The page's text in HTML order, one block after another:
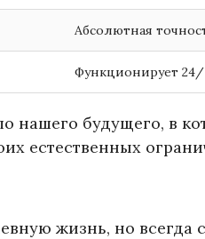
Абсолютная
Функционирует 24/
нашего будущего, в
естественных
жизнь, но всегда